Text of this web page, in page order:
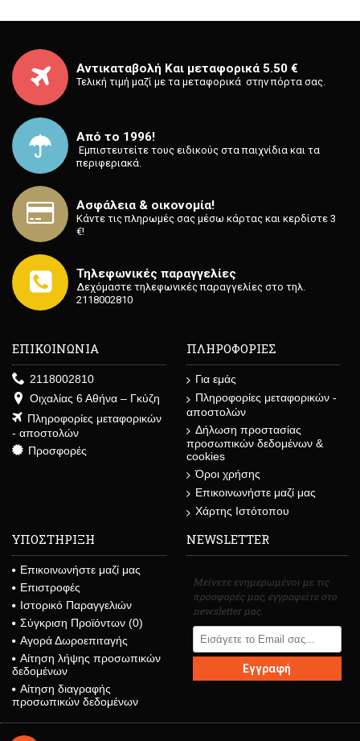
Αντικαταβολή Και μεταφορικά 5.50 €
Τελική τιμή μαζί με τα μεταφορικά στην πόρτα σας.
Από το 1996!
⁡ Εμπιστευτείτε τους ειδικούς στα παιχνίδια και τα
περιφεριακά.
Ασφάλεια & οικονομία!
Κάντε τις πληρωμές σας μέσω κάρτας και κερδίστε 3
€!
Τηλεφωνικές παραγγελίες
Δεχόμαστε τηλεφωνικές παραγγελίες στο τηλ.
2118002810
ΕΠΙΚΟΙΝΩΝΙΑ
2118002810
Οιχαλίας 6 Αθήνα – Γκύζη
Πληροφορίες μεταφορικών
- αποστολών
Προσφορές
ΠΛΗΡΟΦΟΡΙΕΣ
Για εμάς
Πληροφορίες μεταφορικών -
αποστολών
Δήλωση προστασίας
προσωπικών δεδομένων &
cookies
Όροι χρήσης
Επικοινωνήστε μαζί μας
Χάρτης Ιστότοπου
ΥΠΟΣΤΗΡΙΞΗ
Επικοινωνήστε μαζί μας
Επιστροφές
Ιστορικό Παραγγελιών
Σύγκριση Προϊόντων (0)
Αγορά Δωροεπιταγής
Αίτηση λήψης προσωπικών
δεδομένων
Αίτηση διαγραφής
προσωπικών δεδομένων
NEWSLETTER
Μείνετε ενημερωμένοι με τις
προσφορές μας, εγγραφείτε στο
newsletter μας.
Εγγραφή